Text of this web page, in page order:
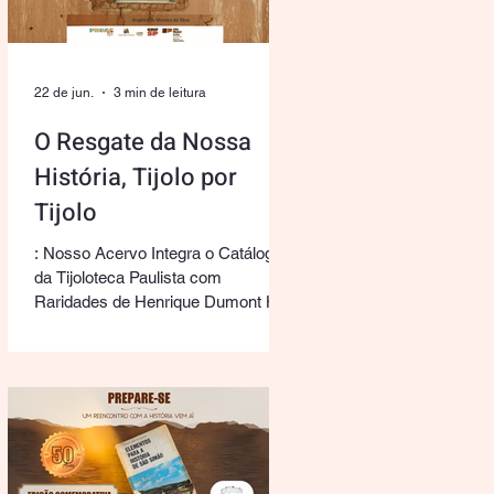
Memórias Simonenses". Produzido
com o valioso fomento da Lei Paulo
registro audio
O Resgate da Nossa
História, Tijolo por
Tijolo
: Nosso Acervo Integra o Catálogo
da Tijoloteca Paulista com
Raridades de Henrique Dumont Há
da Matta (Fundação Cultural
Simonense), cada um deles é uma
página manuscrita que reconta a
evolução urbana, a arquitetura e a
22 de jun. 3 min de leitura